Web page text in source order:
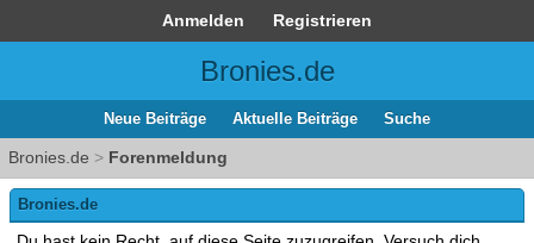
Anmelden Registrieren
Bronies.de
Neue Beiträge Aktuelle Beiträge Suche
Bronies.de > Forenmeldung
Bronies.de